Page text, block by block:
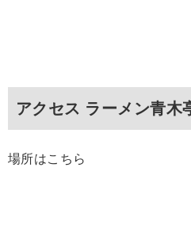
アクセス ラーメン青木
場所はこちら